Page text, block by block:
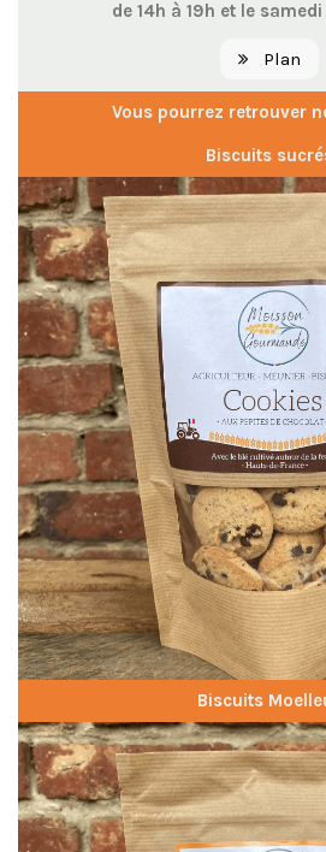
de 14h à 19h et le
Plan
Vous pourrez retrouver
Biscuits
Biscuits